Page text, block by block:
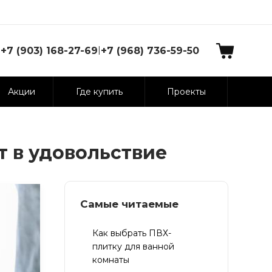
+7 (903) 168-27-69|+7 (968) 736-59-50
Акции Где купить Проекты
удовольствие
Самые читаемые
Как выбрать ПВХ-
плитку для ванной
комнаты